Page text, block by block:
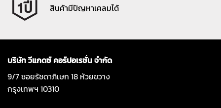
สินค้ามีปัญหาเคลมได้
บริษัท วีแกดซ์ คอร์ปอเรชั่น จำกัด
9/7 ซอยรัชดาภิเษก 18 ห้วยขวาง
กรุงเทพฯ 10310